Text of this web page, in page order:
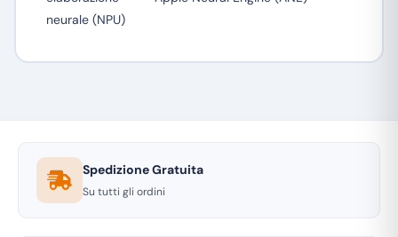
neurale (NPU)
Spedizione Gratuita
Su tutti gli ordini